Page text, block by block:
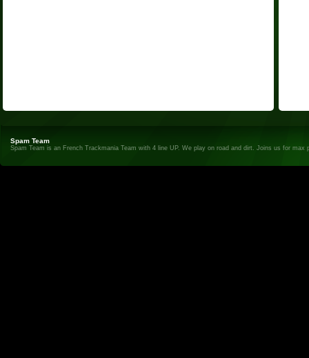
Spam Team
Spam Team is an French Trackmania Team with 4 line UP. We play on road and dirt. Joins us for max